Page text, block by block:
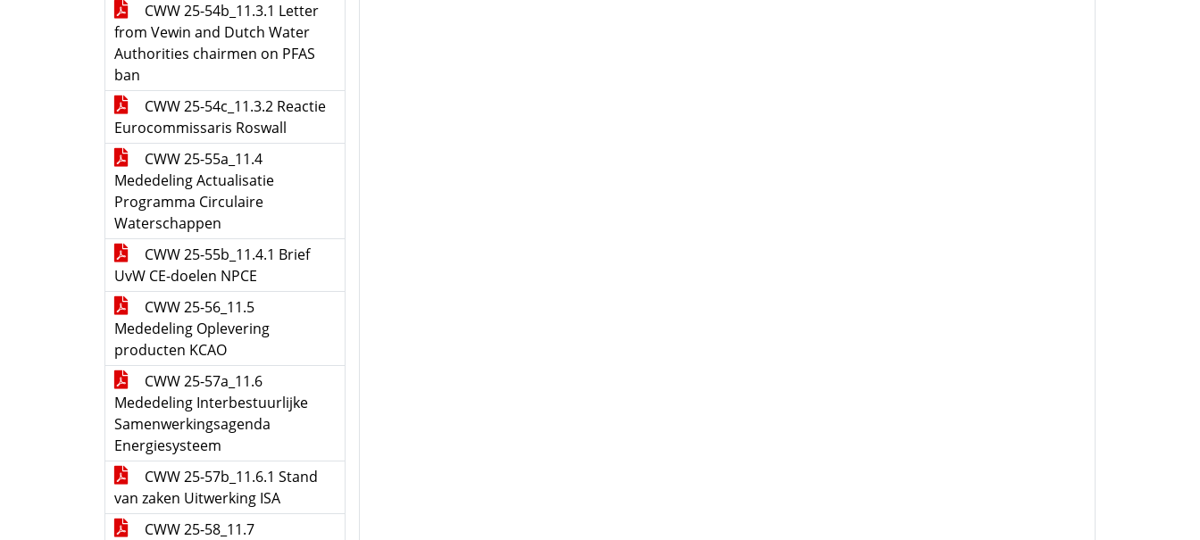
CWW 25-54b_11.3.1 Letter
from Vewin and Dutch Water
Authorities chairmen on PFAS
ban
CWW 25-54c_11.3.2 Reactie
Eurocommissaris Roswall
CWW 25-55a_11.4
Mededeling Actualisatie
Programma Circulaire
Waterschappen
CWW 25-55b_11.4.1 Brief
UvW CE-doelen NPCE
CWW 25-56_11.5
Mededeling Oplevering
producten KCAO
CWW 25-57a_11.6
Mededeling Interbestuurlijke
Samenwerkingsagenda
Energiesysteem
CWW 25-57b_11.6.1 Stand
van zaken Uitwerking ISA
CWW 25-58_11.7